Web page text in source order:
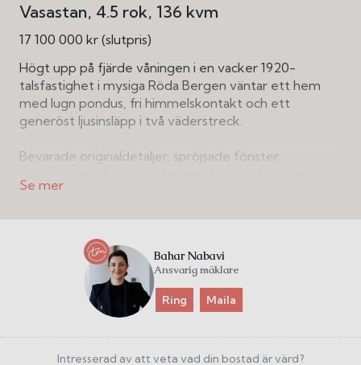
Vasastan 4.5 rok 136 kvm
17 100 000 kr (slutpris)
Högt upp på fjärde våningen i en vacker 1920-
talsfastighet i mysiga Röda Bergen väntar ett hem
med lugn pondus, fri himmelskontakt och ett
generöst ljusinsläpp i två väderstreck.
Bevarade originaldetaljer, spröjsade fönster,
takhöjd samspelar med en planlösning som är både
Planlösningen erbjuder tre stora sovrum, varav ett
idag är uppdelat i två mindre, perfekt för barnrum,
arbetsrum eller gäster. Det stora köket med matplats
för många är en naturlig samlingspunkt, byggt för
långa middagar och levande samtal. Vardagsrummet
Bahar Nabavi
Ansvarig mäklare
Ring Maila
Intresserad av att veta vad din bostad är värd?